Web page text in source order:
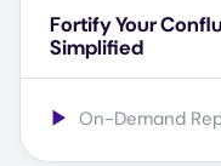
Fortify Your
Simplified
▶ On-Demand